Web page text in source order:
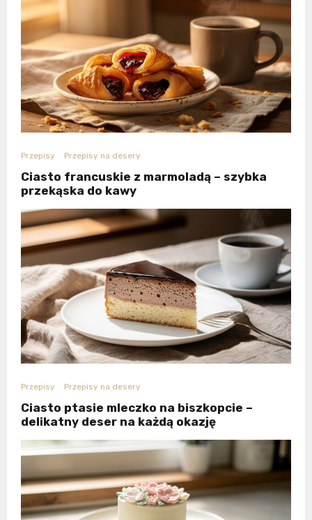
Przepisy Przepisy na desery
Ciasto francuskie z marmoladą – szybka
przekąska do kawy
Przepisy Przepisy na desery
Ciasto ptasie mleczko na biszkopcie –
delikatny deser na każdą okazję